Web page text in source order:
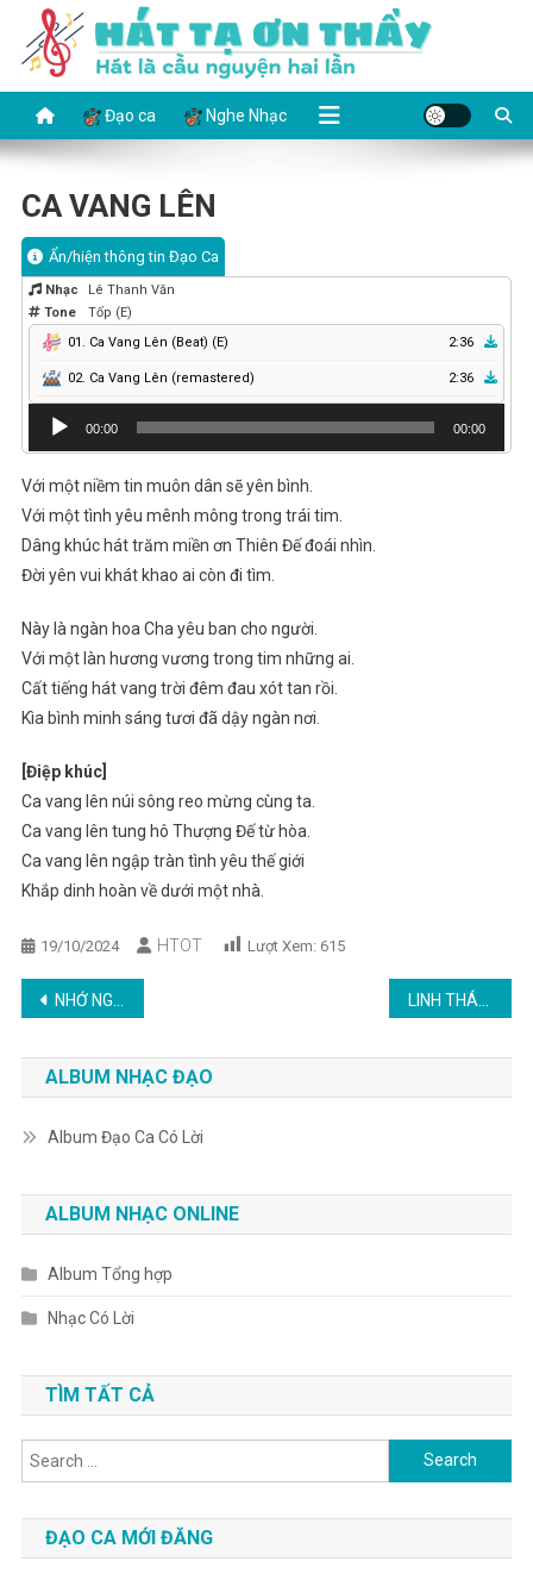
content
HÁT TẠ ƠN THẦY
Hát là cầu nguyện hai lần
Đạo ca
Nghe Nhạc
CA VANG LÊN
Ẩn/hiện thông tin Đạo Ca
Nhạc
Lê Thanh Văn
Tone
Tốp (E)
01. Ca Vang Lên (Beat) (E)
2:36
02. Ca Vang Lên (remastered) 2:36
Audio
Player
00:00 00:00
Với một niềm tin muôn dân sẽ yên bình.
Với một tình yêu mênh mông trong trái tim.
Dâng khúc hát trăm miền ơn Thiên Đế đoái nhìn.
Đời yên vui khát khao ai còn đi tìm.
Này là ngàn hoa Cha yêu ban cho người.
Với một làn hương vương trong tim những ai.
Cất tiếng hát vang trời đêm đau xót tan rồi.
Kìa bình minh sáng tươi đã dậy ngàn nơi.
[Điệp khúc]
Ca vang lên núi sông reo mừng cùng ta.
Ca vang lên tung hô Thượng Đế từ hòa.
Ca vang lên ngập tràn tình yêu thế giới
Khắp dinh hoàn về dưới một nhà.
19/10/2024 HTOT Lượt Xem: 615
Post
navigation
NHỚ NGÀY NGÀI ĐI
ALBUM NHẠC ĐẠO
Album Đạo Ca Có Lời
ALBUM NHẠC ONLINE
Album Tổng hợp
Nhạc Có Lời
TÌM TẤT CẢ
Search
for:
ĐẠO CA MỚI ĐĂNG